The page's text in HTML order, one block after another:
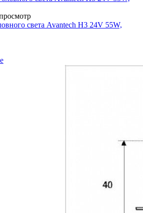
света Avantech H3 24V 55W,